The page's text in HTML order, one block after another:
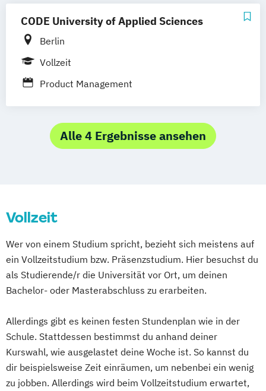
Business - Sport-
Fitness- und Eventmanagement
Business - Tourismus- und
Freizeitmanagement
Marketing - Werbe- und
Wirtschaftspsychologie
CODE University of Applied Sciences
Berlin
Vollzeit
Product Management
Alle 4 Ergebnisse ansehen
Vollzeit
Wer von einem Studium spricht, bezieht sich meistens auf
ein Vollzeitstudium bzw. Präsenzstudium. Hier besuchst du
als Studierende/r die Universität vor Ort, um deinen
Bachelor- oder Masterabschluss zu erarbeiten.
Allerdings gibt es keinen festen Stundenplan wie in der
Schule. Stattdessen bestimmst du anhand deiner
Kurswahl, wie ausgelastet deine Woche ist. So kannst du
dir beispielsweise Zeit einräumen, um nebenbei ein wenig
zu jobben. Allerdings wird beim Vollzeitstudium erwartet,